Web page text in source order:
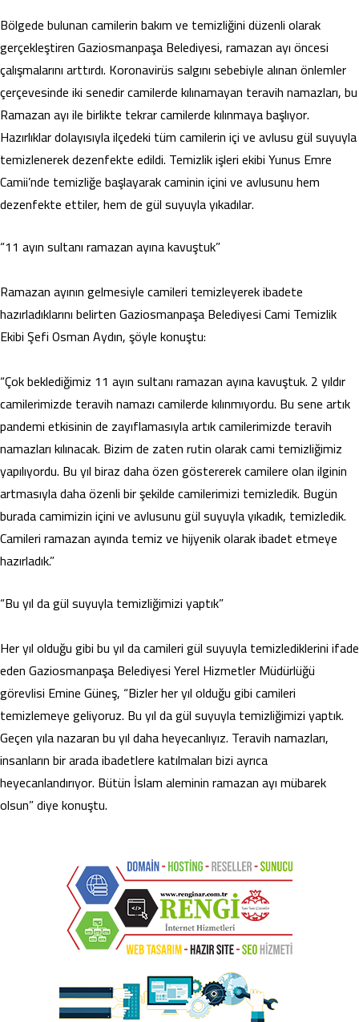
Bölgede bulunan camilerin bakım ve temizliğini düzenli olarak
gerçekleştiren Gaziosmanpaşa Belediyesi, ramazan ayı öncesi
çalışmalarını arttırdı. Koronavirüs salgını sebebiyle alınan önlemler
çerçevesinde iki senedir camilerde kılınamayan teravih namazları, bu
Ramazan ayı ile birlikte tekrar camilerde kılınmaya başlıyor.
Hazırlıklar dolayısıyla ilçedeki tüm camilerin içi ve avlusu gül suyuyla
temizlenerek dezenfekte edildi. Temizlik işleri ekibi Yunus Emre
Camii’nde temizliğe başlayarak caminin içini ve avlusunu hem
dezenfekte ettiler, hem de gül suyuyla yıkadılar.
“11 ayın sultanı ramazan ayına kavuştuk”
Ramazan ayının gelmesiyle camileri temizleyerek ibadete
hazırladıklarını belirten Gaziosmanpaşa Belediyesi Cami Temizlik
Ekibi Şefi Osman Aydın, şöyle konuştu:
“Çok beklediğimiz 11 ayın sultanı ramazan ayına kavuştuk. 2 yıldır
camilerimizde teravih namazı camilerde kılınmıyordu. Bu sene artık
pandemi etkisinin de zayıflamasıyla artık camilerimizde teravih
namazları kılınacak. Bizim de zaten rutin olarak cami temizliğimiz
yapılıyordu. Bu yıl biraz daha özen göstererek camilere olan ilginin
artmasıyla daha özenli bir şekilde camilerimizi temizledik. Bugün
burada camimizin içini ve avlusunu gül suyuyla yıkadık, temizledik.
Camileri ramazan ayında temiz ve hijyenik olarak ibadet etmeye
hazırladık.”
“Bu yıl da gül suyuyla temizliğimizi yaptık”
Her yıl olduğu gibi bu yıl da camileri gül suyuyla temizlediklerini ifade
eden Gaziosmanpaşa Belediyesi Yerel Hizmetler Müdürlüğü
görevlisi Emine Güneş, “Bizler her yıl olduğu gibi camileri
temizlemeye geliyoruz. Bu yıl da gül suyuyla temizliğimizi yaptık.
Geçen yıla nazaran bu yıl daha heyecanlıyız. Teravih namazları,
insanların bir arada ibadetlere katılmaları bizi ayrıca
heyecanlandırıyor. Bütün İslam aleminin ramazan ayı mübarek
olsun” diye konuştu.